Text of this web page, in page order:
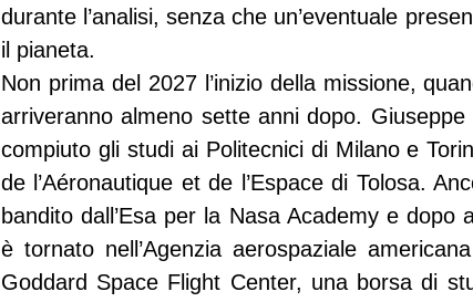
durante l’analisi, senza che un’eventuale
il pianeta.
Non prima del 2027 l’inizio della missione,
arriveranno almeno sette anni dopo.
compiuto gli studi ai Politecnici di Milano e
de l’Aéronautique et de l’Espace di Tolosa.
bandito dall’Esa per la Nasa Academy e
è tornato nell’Agenzia aerospaziale
Goddard Space Flight Center, una borsa di